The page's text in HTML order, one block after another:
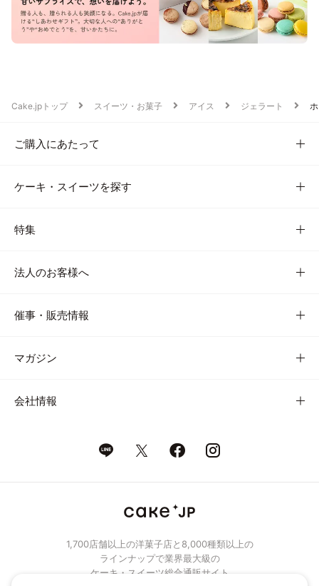
Cake.jpトップ スイーツ・お菓子 アイス ジェラート
ご購入にあたって
ケーキ・スイーツを探す
特集
法人のお客様へ
催事・販売情報
マガジン
会社情報
1,700店舗以上の洋菓子店と8,000種類以上の
ラインナップで業界最大級の
ケーキ・スイーツ総合通販サイト